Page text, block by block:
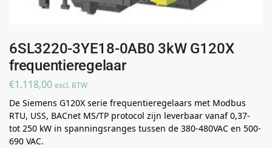
6SL3220-3YE18-0AB0 3kW G120X
frequentieregelaar
€1.118,00 excl. BTW
De Siemens G120X serie frequentieregelaars met Modbus
RTU, USS, BACnet MS/TP protocol zijn leverbaar vanaf 0,37-
tot 250 kW in spanningsranges tussen de 380-480VAC en 500-
690 VAC.